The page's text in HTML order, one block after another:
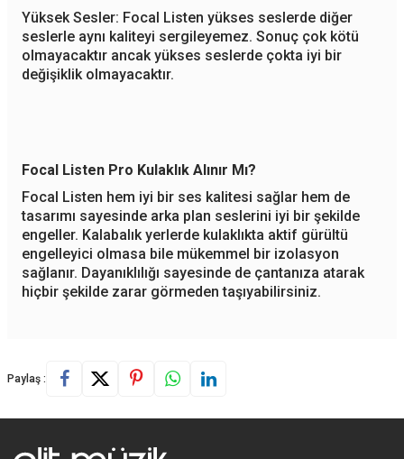
Yüksek Sesler: Focal Listen yükses seslerde diğer
seslerle aynı kaliteyi sergileyemez. Sonuç çok kötü
olmayacaktır ancak yükses seslerde çokta iyi bir
değişiklik olmayacaktır.
Focal Listen Pro Kulaklık Alınır Mı?
Focal Listen hem iyi bir ses kalitesi sağlar hem de
tasarımı sayesinde arka plan seslerini iyi bir şekilde
engeller. Kalabalık yerlerde kulaklıkta aktif gürültü
engelleyici olmasa bile mükemmel bir izolasyon
sağlanır. Dayanıklılığı sayesinde de çantanıza atarak
hiçbir şekilde zarar görmeden taşıyabilirsiniz.
Paylaş :